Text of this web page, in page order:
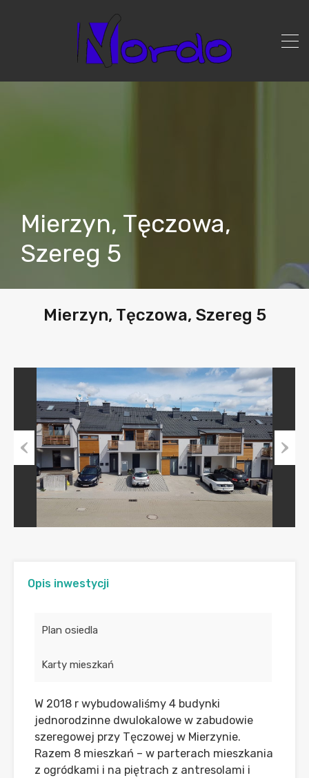
Mierzyn, Tęczowa,
Szereg 5
Mierzyn, Tęczowa, Szereg 5
Previous
Opis inwestycji
Plan osiedla
Karty mieszkań
W 2018 r wybudowaliśmy 4 budynki
jednorodzinne dwulokalowe w zabudowie
szeregowej przy Tęczowej w Mierzynie.
Razem 8 mieszkań – w parterach mieszkania
z ogródkami i na piętrach z antresolami i